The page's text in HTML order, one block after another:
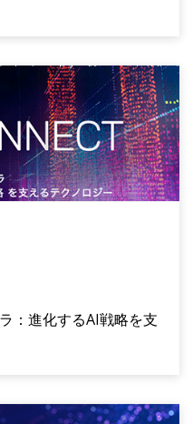
：進化するAI戦略を支